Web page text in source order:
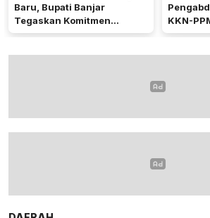
Baru, Bupati Banjar
Tegaskan Komitmen
Dukung Ketahanan Pangan
KKN-